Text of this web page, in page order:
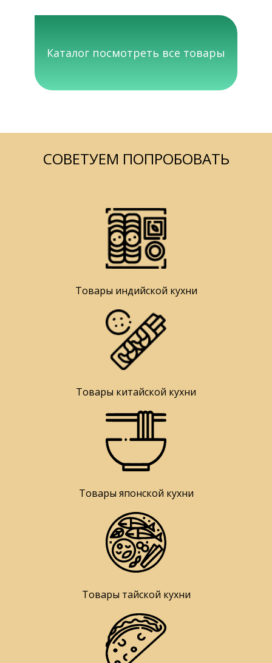
Каталог посмотреть все товары
СОВЕТУЕМ ПОПРОБОВАТЬ
Товары индийской кухни
Товары китайской кухни
Товары японской кухни
Товары тайской кухни